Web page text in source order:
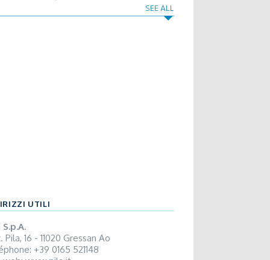
Pollein-Charvensod-Pila sur la
régionale. De Aoste il est possible
SEE ALL
UTILI
Pila, 16 - 11020 Gressan Ao
+39 0165 521148